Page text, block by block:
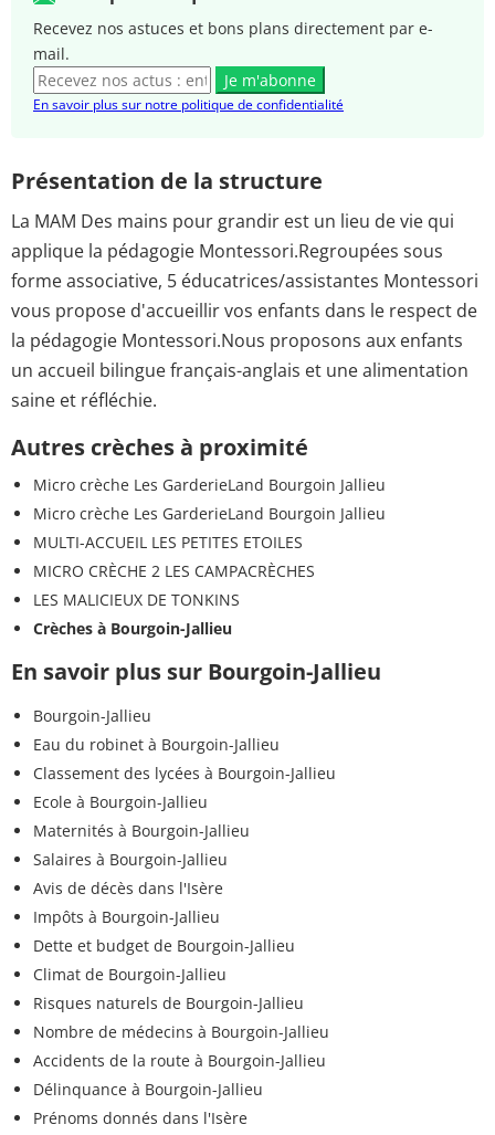
Recevez nos astuces et bons plans directement par e-
mail.
Je m'abonne
En savoir plus sur notre politique de confidentialité
Présentation de la structure
La MAM Des mains pour grandir est un lieu de vie qui
applique la pédagogie Montessori.Regroupées sous
forme associative, 5 éducatrices/assistantes Montessori
vous propose d'accueillir vos enfants dans le respect de
la pédagogie Montessori.Nous proposons aux enfants
un accueil bilingue français-anglais et une alimentation
saine et réfléchie.
Autres crèches à proximité
Micro crèche Les GarderieLand Bourgoin Jallieu
Micro crèche Les GarderieLand Bourgoin Jallieu
MULTI-ACCUEIL LES PETITES ETOILES
MICRO CRÈCHE 2 LES CAMPACRÈCHES
LES MALICIEUX DE TONKINS
Crèches à Bourgoin-Jallieu
En savoir plus sur Bourgoin-Jallieu
Bourgoin-Jallieu
Eau du robinet à Bourgoin-Jallieu
Classement des lycées à Bourgoin-Jallieu
Ecole à Bourgoin-Jallieu
Maternités à Bourgoin-Jallieu
Salaires à Bourgoin-Jallieu
Avis de décès dans l'Isère
Impôts à Bourgoin-Jallieu
Dette et budget de Bourgoin-Jallieu
Climat de Bourgoin-Jallieu
Risques naturels de Bourgoin-Jallieu
Nombre de médecins à Bourgoin-Jallieu
Accidents de la route à Bourgoin-Jallieu
Délinquance à Bourgoin-Jallieu
Prénoms donnés dans l'Isère